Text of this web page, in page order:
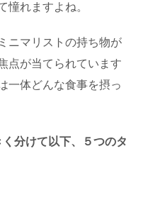
憧れますよね。
ニマリストの持ち物が
点が当てられています
一体どんな食事を摂っ
分けて以下、５つのタ